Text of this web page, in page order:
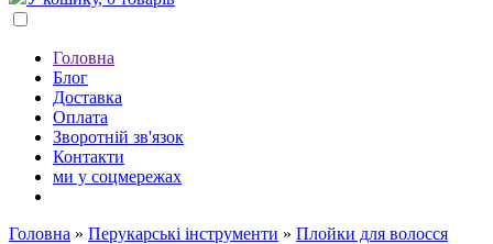
Головна
Блог
Доставка
Оплата
Зворотній зв'язок
Контакти
ми у соцмережах
Головна » Перукарські інструменти » Плойки для волосся